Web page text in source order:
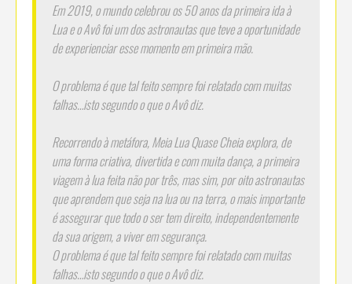
Em 2019, o mundo celebrou os 50 anos da primeira ida à
Lua e o Avô foi um dos astronautas que teve a oportunidade
de experienciar esse momento em primeira mão.
O problema é que tal feito sempre foi relatado com muitas
falhas…isto segundo o que o Avô diz.
Recorrendo à metáfora, Meia Lua Quase Cheia explora, de
uma forma criativa, divertida e com muita dança, a primeira
viagem à lua feita não por três, mas sim, por oito astronautas
que aprendem que seja na lua ou na terra, o mais importante
é assegurar que todo o ser tem direito, independentemente
da sua origem, a viver em segurança.
O problema é que tal feito sempre foi relatado com muitas
falhas…isto segundo o que o Avô diz.